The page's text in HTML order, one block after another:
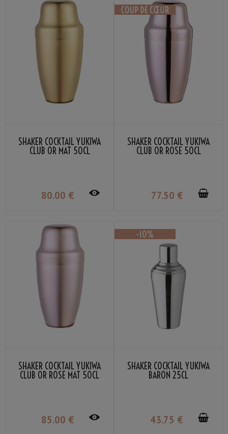
SHAKER COCKTAIL YUKIWA
CLUB OR MAT 50CL
80.00 €
SHAKER COCKTAIL YUKIWA
CLUB OR ROSE 50CL
77.50 €
SHAKER COCKTAIL YUKIWA
CLUB OR ROSE MAT 50CL
85.00 €
SHAKER COCKTAIL YUKIWA
BARON 25CL
43.75 €